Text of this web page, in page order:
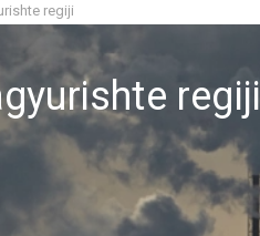
regiji
regiji